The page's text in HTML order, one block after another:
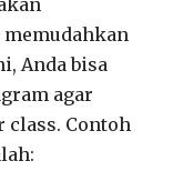
Anda bisa
agar
Contoh